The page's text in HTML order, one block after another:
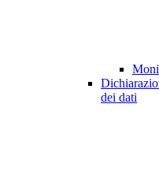
dei dati